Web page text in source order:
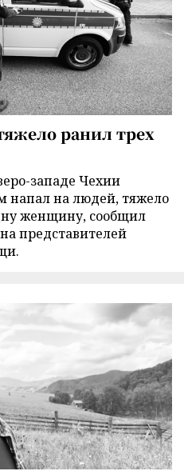
ранил трех
западе Чехии
на людей, тяжело
женщину, сообщил
представителей